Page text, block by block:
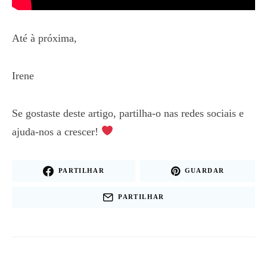
Até à próxima,
Irene
Se gostaste deste artigo, partilha-o nas redes sociais e
ajuda-nos a crescer!
PARTILHAR GUARDAR
PARTILHAR